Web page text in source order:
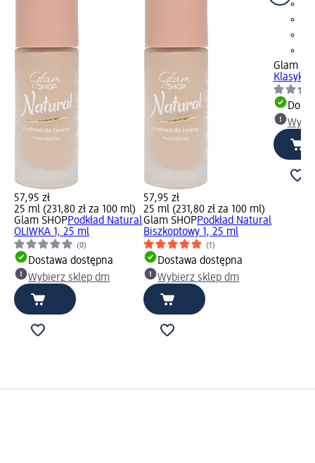
57,95 zł
25 ml (231,80 zł za 100 ml)
Glam SHOPPodkład Natural
OLIWKA 1, 25 ml
(0)
Dostawa dostępna
Wybierz sklep dm
57,95 zł
25 ml (231,80 zł za 100 ml)
Glam SHOPPodkład Natural
Biszkoptowy 1, 25 ml
(1)
Dostawa dostępna
Wybierz sklep dm
Glam
Klasyk